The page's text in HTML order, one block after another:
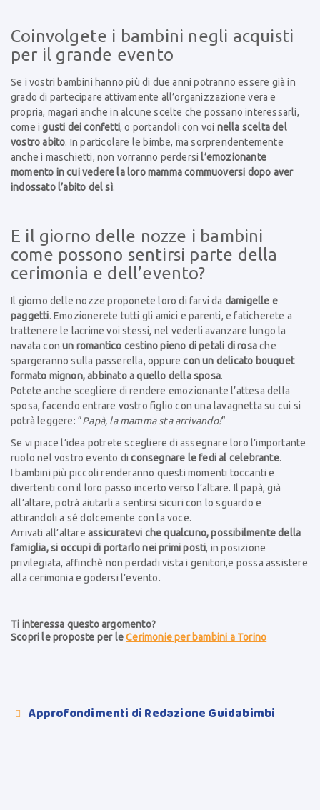
Coinvolgete i bambini negli acquisti
per il grande evento
Se i vostri bambini hanno più di due anni potranno essere già in
grado di partecipare attivamente all’organizzazione vera e
propria, magari anche in alcune scelte che possano interessarli,
come igusti dei confetti, o portandoli con voi nella scelta del
vostro abito. In particolare le bimbe, ma sorprendentemente
anche i maschietti, non vorranno perdersil’emozionante
momento in cui vedere la loro mamma commuoversi dopo aver
indossato l’abito del sì.
E il giorno delle nozze i bambini
come possono sentirsi parte della
cerimonia e dell’evento?
Il giorno delle nozze proponete loro di farvi da damigelle e
paggetti. Emozionerete tutti gli amici e parenti, e faticherete a
trattenere le lacrime voi stessi, nel vederli avanzare lungo la
navata conun romantico cestino pieno di petali di rosache
spargeranno sulla passerella, oppurecon un delicato bouquet
formato mignon, abbinato a quello della sposa.
Potete anche scegliere di rendere emozionante l’attesa della
sposa, facendo entrare vostro figlio con una lavagnetta su cui si
potrà leggere: “Papà, la mamma sta arrivando!”
Se vi piace l’idea potrete scegliere di assegnare loro l’importante
ruolo nel vostro evento diconsegnare le fedi al celebrante.
I bambini più piccoli renderanno questi momenti toccanti e
divertenti con il loro passo incerto verso l’altare. Il papà, già
all’altare, potrà aiutarli a sentirsi sicuri con lo sguardo e
attirandoli a sé dolcemente con la voce.
Arrivati all’altare assicuratevi che qualcuno, possibilmente della
famiglia, si occupi di portarlo nei primi posti, in posizione
privilegiata, affinchè non perdadi vista i genitori,e possa assistere
alla cerimonia e godersi l’evento.
Ti interessa questo argomento?
Scopri le proposte per le Cerimonie per bambini a Torino
 Approfondimenti di Redazione Guidabimbi